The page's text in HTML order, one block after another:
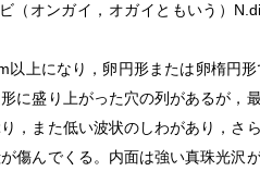
（オンガイ，オガイともいう）
以上になり，卵円形または卵楕円
に盛り上がった穴の列があるが，
，また低い波状のしわがあり，さ
傷んでくる。内面は強い真珠光沢